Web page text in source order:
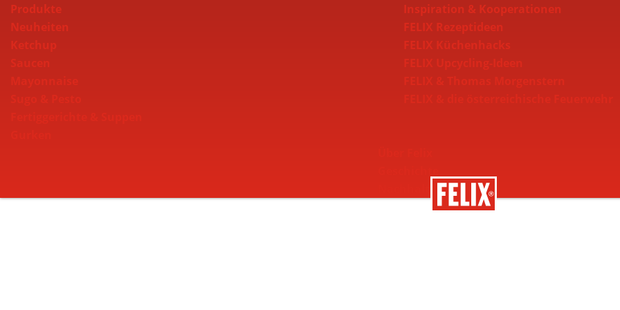
Produkte
Neuheiten
Ketchup
Saucen
Inspiration & Kooperationen
FELIX Rezeptideen
FELIX Küchenhacks
FELIX Upcycling-Ideen
Nachhaltigkeit